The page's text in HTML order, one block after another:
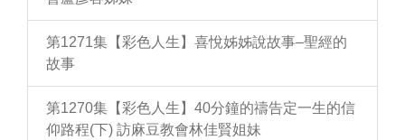
第1271集【彩色人生】喜悅姊姊說故事–聖經的
故事
第1270集【彩色人生】40分鐘的禱告定一生的信
仰路程(下) 訪麻豆教會林佳賢姐妹